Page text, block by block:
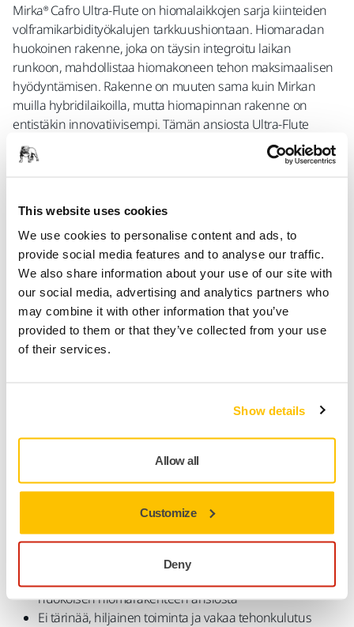
This website uses cookies
We use cookies to personalise content and ads, to
provide social media features and to analyse our traffic.
We also share information about your use of our site with
our social media, advertising and analytics partners who
may combine it with other information that you’ve
provided to them or that they’ve collected from your use
of their services.
Show details
Allow all
Customize
Deny
Mirka® Cafro Ultra-Flute on hiomalaikkojen sarja kiinteiden
volframikarbidityökalujen tarkkuushiontaan. Hiomaradan
huokoinen rakenne, joka on täysin integroitu laikan
runkoon, mahdollistaa hiomakoneen tehon maksimaalisen
hyödyntämisen. Rakenne on muuten sama kuin Mirkan
muilla hybridilaikoilla, mutta hiomapinnan rakenne on
entistäkin innovatiivisempi. Tämän ansiosta Ultra-Flute
hiomalaikat säilyttävät profiilinsa pidempään ja varmistavat
nopean, tehokkaan ja tasaisen hionnan.
hiomatyöstöjen toistojen tarvetta 20 prosenttia muihin
saman tyyppisten huippuluokan hiomalaikkoihin
verrattuna.
Ultra-Flute hiomalaikka mahdollistaa hiomakoneen
maksimaalisen tehon käytön laadukkuudellaan ja
hiomapinnan huokoisen rakenteensa ansiosta. Saavutat
suuremmat materiaalin poistonopeudet lisäämättä
Ultra-Flute-ominaisuudet
Ylivoimainen hiontateho
Ihanteellinen suurille erille: erinomainen vakaus ja
työkaluvaihtojärjestelmän kanssa
Säilyttää johdonmukaisen geometrian pitkän ajan –
erinomainen reunojen säilyvyys> Pienempi
huokoisen hiomarakenteen ansiosta
Ei tärinää, hiljainen toiminta ja vakaa tehonkulutus